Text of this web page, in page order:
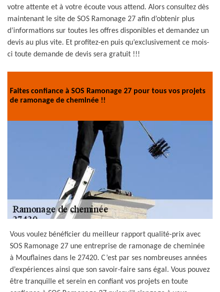
votre attente et à votre écoute vous attend. Alors consultez dès
maintenant le site de SOS Ramonage 27 afin d’obtenir plus
d’informations sur toutes les offres disponibles et demandez un
devis au plus vite. Et profitez-en puis qu’exclusivement ce mois-
ci toute demande de devis sera gratuit !!!
Faites confiance à SOS Ramonage 27 pour tous vos projets
de ramonage de cheminée !!
Vous voulez bénéficier du meilleur rapport qualité-prix avec
SOS Ramonage 27 une entreprise de ramonage de cheminée
à Mouflaines dans le 27420. C’est par ses nombreuses années
d’expériences ainsi que son savoir-faire sans égal. Vous pouvez
être tranquille et serein en confiant vos projets en toute